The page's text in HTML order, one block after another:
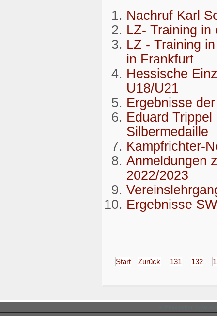
Nachruf Karl
LZ- Training in
LZ - Training
in Frankfurt
Hessische
U18/U21
Ergebnisse
Eduard
Silbermedaille
Kampfrichter-
Anmeldungen
2022/2023
Ergebnisse
Start Zurück 131 132